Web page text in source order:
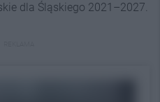
dla Śląskiego 2021–2027.